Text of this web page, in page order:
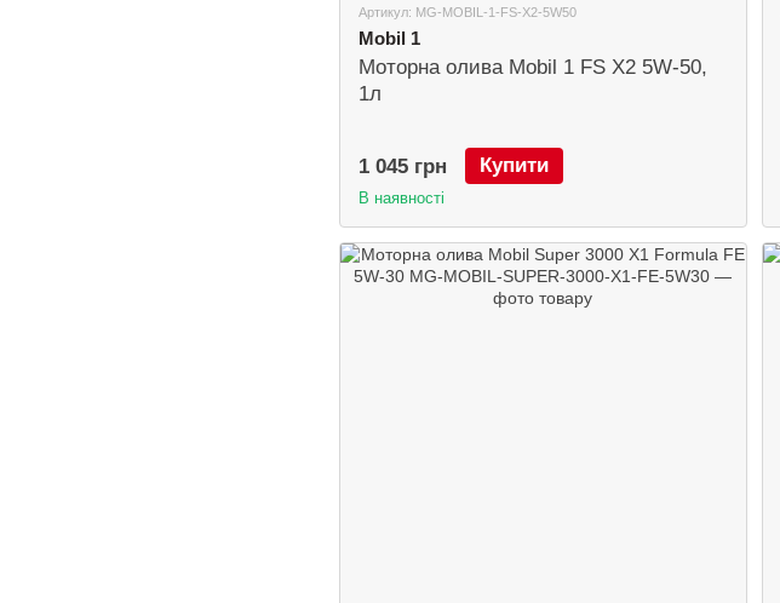
Артикул: MG-MOBIL-1-FS-X2-5W50
Mobil 1
Моторна олива Mobil 1 FS X2 5W-50,
1л
1 045 грн Купити
В наявності